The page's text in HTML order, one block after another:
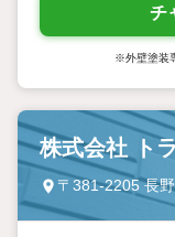
チ
※外壁塗装
株式会社 トラ
〒381-2205 長